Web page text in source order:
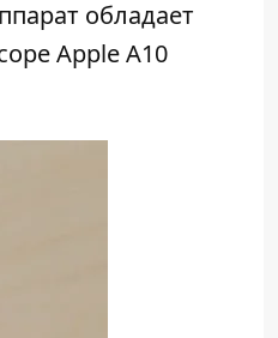
обладает
Apple A10